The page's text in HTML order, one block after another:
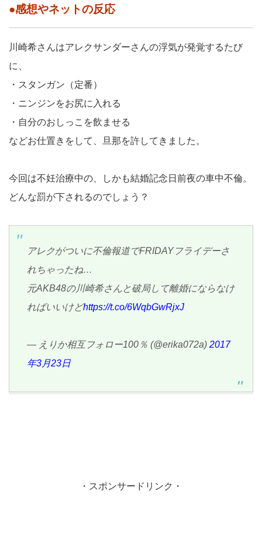
●感想やネットの反応
川崎希さんはアレクサンダーさんの浮気が発覚するたび
に、
・スタンガン（定番）
・ニンジンをお尻に入れる
・自分のおしっこを飲ませる
などお仕置きをして、旦那を許してきました。
今回は不妊治療中の、しかも結婚記念日前夜の車中不倫。
どんな罰が下されるのでしょう？
アレクがついに不倫報道でFRIDAYフライデーさ
れちゃったね…
元AKB48の川崎希さんと破局して離婚にならなけ
ればいいけどhttps://t.co/6WqbGwRjxJ
— えりか相互フォロー100％ (@erika072a) 2017
年3月23日
・スポンサードリンク・